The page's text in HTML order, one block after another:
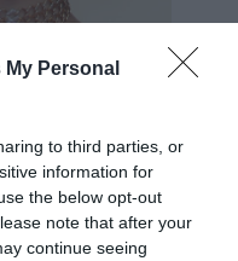
Personal
to third parties, or
information for
the below opt-out
note that after your
continue seeing